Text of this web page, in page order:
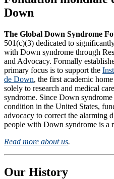
Down
The Global Down Syndrome
501(c)(3) dedicated to
with Down syndrome through
and Advocacy. Formally
primary focus is to support the
de Down, the first academic
solely to research and medical
syndrome. Since Down
condition in the United States,
advocacy to correct the alarming
people with Down syndrome is a
Read more about us.
Our History